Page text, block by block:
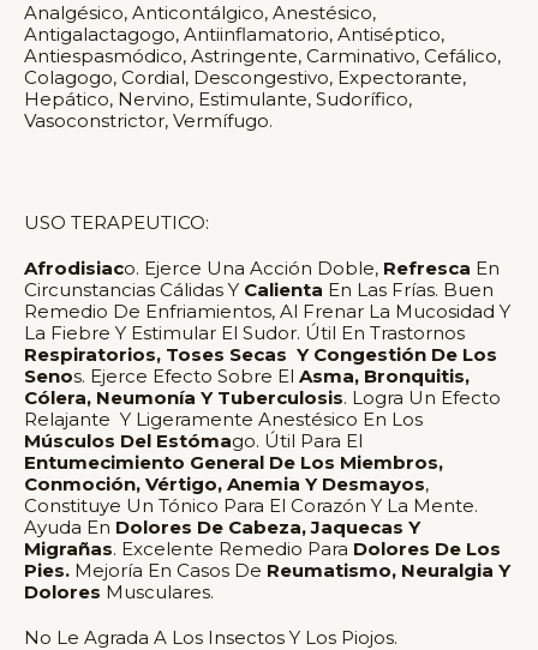
Analgésico, Anticontálgico, Anestésico,
Antigalactagogo, Antiinflamatorio, Antiséptico,
Antiespasmódico, Astringente, Carminativo, Cefálico,
Colagogo, Cordial, Descongestivo, Expectorante,
Hepático, Nervino, Estimulante, Sudorífico,
Vasoconstrictor, Vermífugo.
USO TERAPEUTICO:
AfrodisiacO. Ejerce Una Acción Doble, Refresca En
Circunstancias Cálidas Y Calienta En Las Frías. Buen
Remedio De Enfriamientos, Al Frenar La Mucosidad Y
La Fiebre Y Estimular El Sudor. Útil En Trastornos
Respiratorios, Toses Secas Y Congestión De Los
SenoS. Ejerce Efecto Sobre El Asma, Bronquitis,
Cólera, Neumonía Y Tuberculosis. Logra Un Efecto
Relajante Y Ligeramente Anestésico En Los
Músculos Del EstómaGo. Útil Para El
Entumecimiento General De Los Miembros,
Conmoción, Vértigo, Anemia Y Desmayos,
Constituye Un Tónico Para El Corazón Y La Mente.
Ayuda En Dolores De Cabeza, Jaquecas Y
Migrañas. Excelente Remedio Para Dolores De Los
Pies. Mejoría En Casos De Reumatismo, Neuralgia Y
Dolores Musculares.
No Le Agrada A Los Insectos Y Los Piojos.